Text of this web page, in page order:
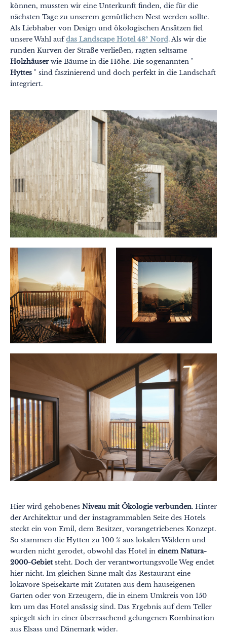
können, mussten wir eine Unterkunft finden, die für die
nächsten Tage zu unserem gemütlichen Nest werden sollte.
Als Liebhaber von Design und ökologischen Ansätzen fiel
unsere Wahl aufdas Landscape Hotel 48° Nord. Als wir die
runden Kurven der Straße verließen, ragten seltsame
Holzhäuserwie Bäume in die Höhe. Die sogenannten "
Hyttes " sind faszinierend und doch perfekt in die Landschaft
integriert.
Hier wird gehobenes Niveau mit Ökologie verbunden. Hinter
der Architektur und der instagrammablen Seite des Hotels
steckt ein von Emil, dem Besitzer, vorangetriebenes Konzept.
So stammen die Hytten zu 100 % aus lokalen Wäldern und
wurden nicht gerodet, obwohl das Hotel in einem Natura-
2000-Gebietsteht. Doch der verantwortungsvolle Weg endet
hier nicht. Im gleichen Sinne malt das Restaurant eine
lokavore Speisekarte mit Zutaten aus dem hauseigenen
Garten oder von Erzeugern, die in einem Umkreis von 150
km um das Hotel ansässig sind. Das Ergebnis auf dem Teller
spiegelt sich in einer überraschend gelungenen Kombination
aus Elsass und Dänemark wider.